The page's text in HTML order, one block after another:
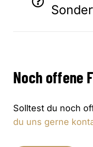
Noch offene
Solltest du noch
du uns gerne